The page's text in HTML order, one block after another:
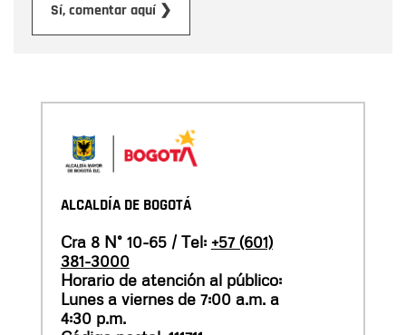
Sí, comentar aquí ❯
ALCALDÍA DE BOGOTÁ
Cra 8 N° 10-65 / Tel: +57 (601)
381-3000
Horario de atención al público:
Lunes a viernes de 7:00 a.m. a
4:30 p.m.